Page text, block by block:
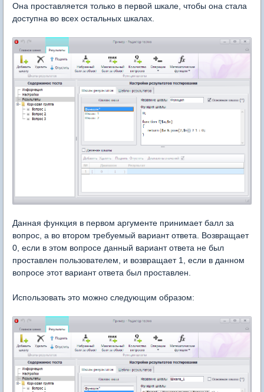
Она проставляется только в первой шкале, чтобы она стала
доступна во всех остальных шкалах.
Данная функция в первом аргументе принимает балл за
вопрос, а во втором требуемый вариант ответа. Возвращает
0, если в этом вопросе данный вариант ответа не был
проставлен пользователем, и возвращает 1, если в данном
вопросе этот вариант ответа был проставлен.
Использовать это можно следующим образом: